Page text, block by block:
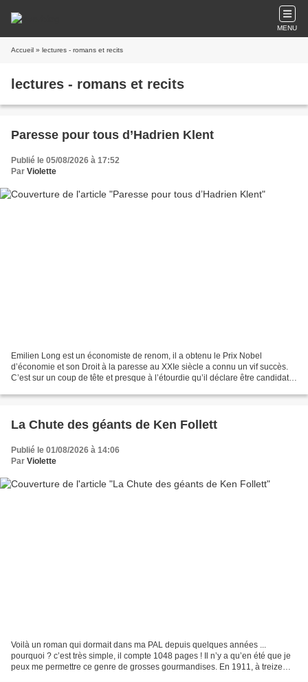
MENU
Accueil » lectures - romans et recits
lectures - romans et recits
Paresse pour tous d’Hadrien Klent
Publié le 05/08/2026 à 17:52
Par Violette
Emilien Long est un économiste de renom, il a obtenu le Prix Nobel
d’économie et son Droit à la paresse au XXIe siècle a connu un vif succès.
C’est sur un coup de tête et presque à l’étourdie qu’il déclare être candidat
La Chute des géants de Ken Follett
Publié le 01/08/2026 à 14:06
Par Violette
Voilà un roman qui dormait dans ma PAL depuis quelques années ...
pourquoi ? c’est très simple, il compte 1048 pages ! Il n’y a qu’en été que je
peux me permettre ce genre de grosses gourmandises. En 1911, à treize